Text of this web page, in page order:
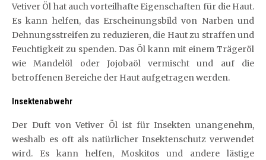
Vetiver Öl hat auch vorteilhafte Eigenschaften für die Haut.
Es kann helfen, das Erscheinungsbild von Narben und
Dehnungsstreifen zu reduzieren, die Haut zu straffen und
Feuchtigkeit zu spenden. Das Öl kann mit einem Trägeröl
wie Mandelöl oder Jojobaöl vermischt und auf die
betroffenen Bereiche der Haut aufgetragen werden.
Insektenabwehr
Der Duft von Vetiver Öl ist für Insekten unangenehm,
weshalb es oft als natürlicher Insektenschutz verwendet
wird. Es kann helfen, Moskitos und andere lästige